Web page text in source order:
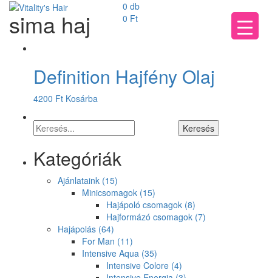
0 db
0 Ft
sima haj
Definition Hajfény Olaj
4200 Ft Kosárba
Kategóriák
Ajánlataink (15)
Minicsomagok (15)
Hajápoló csomagok (8)
Hajformázó csomagok (7)
Hajápolás (64)
For Man (11)
Intensive Aqua (35)
Intensive Colore (4)